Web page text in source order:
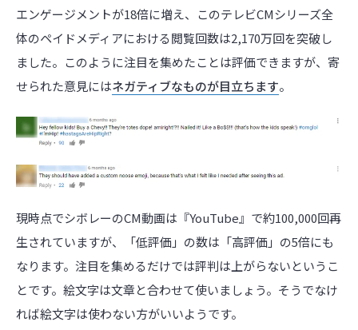
エンゲージメントが18倍に増え、このテレビCMシリーズ全
体のペイドメディアにおける閲覧回数は2,170万回を突破し
ました。このように注目を集めたことは評価できますが、寄
せられた意見にはネガティブなものが目立ちます。
現時点でシボレーのCM動画は『YouTube』で約100,000回再
生されていますが、「低評価」の数は「高評価」の5倍にも
なります。注目を集めるだけでは評判は上がらないというこ
とです。絵文字は文章と合わせて使いましょう。そうでなけ
れば絵文字は使わない方がいいようです。